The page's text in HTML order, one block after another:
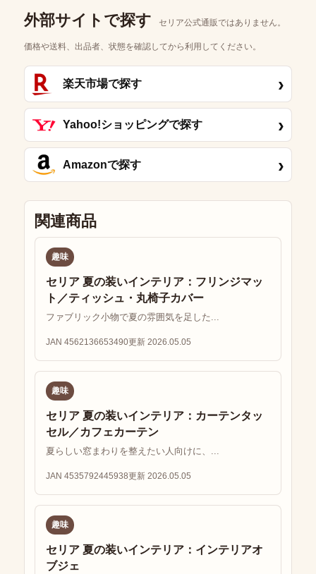
外部サイトで探す セリア公式通販ではありません。
価格や送料、出品者、状態を確認してから利用してください。
楽天市場で探す ›
Yahoo!ショッピングで探す ›
Amazonで探す ›
関連商品
趣味
セリア 夏の装いインテリア：フリンジマッ
ト／ティッシュ・丸椅子カバー
ファブリック小物で夏の雰囲気を足した...
JAN 4562136653490更新 2026.05.05
趣味
セリア 夏の装いインテリア：カーテンタッ
セル／カフェカーテン
夏らしい窓まわりを整えたい人向けに、...
JAN 4535792445938更新 2026.05.05
趣味
セリア 夏の装いインテリア：インテリアオ
ブジェ